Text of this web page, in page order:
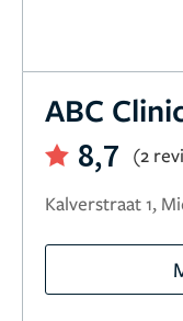
ABC
8,7
(2
Kalverstraat 1,